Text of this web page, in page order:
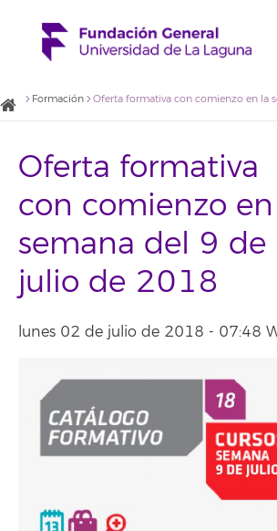
Formación
Oferta formativa
con comienzo
semana del 9 de
julio de 2018
lunes 02 de julio de 2018 - 07:48